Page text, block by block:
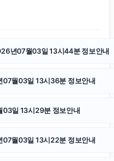
신용카드현금화
은평구하수구막힘
년07월03일 13시44분 정보안내
월03일 13시36분 정보안내
일 13시29분 정보안내
월03일 13시22분 정보안내